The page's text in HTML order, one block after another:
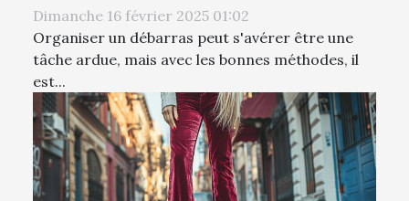
Dimanche 16 février 2025 01:02
Organiser un débarras peut s'avérer être une
tâche ardue, mais avec les bonnes méthodes, il
est...